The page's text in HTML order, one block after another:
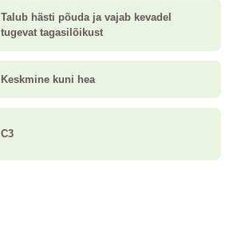
Talub hästi põuda ja vajab kevadel
tugevat tagasilõikust
Keskmine kuni hea
C3